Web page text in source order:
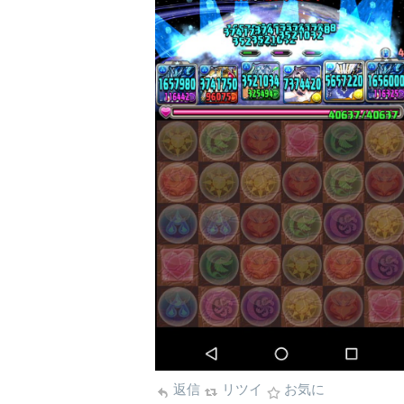
返信 リツイ お気に